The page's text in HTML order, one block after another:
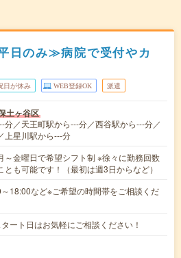
日のみ≫病院で受付やカ
日が休み WEB登録OK 派遣
土ヶ谷区
分／天王町駅から---分／西谷駅から---分／
上星川駅から---分
～金曜日で希望シフト制 ※徐々に勤務回数
とも可能です！（最初は週3日からなど）
18:00など※ご希望の時間帯をご相談くだ
ート日はお気軽にご相談ください！